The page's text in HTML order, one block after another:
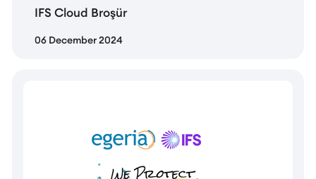
IFS Cloud Broşür
06 December 2024